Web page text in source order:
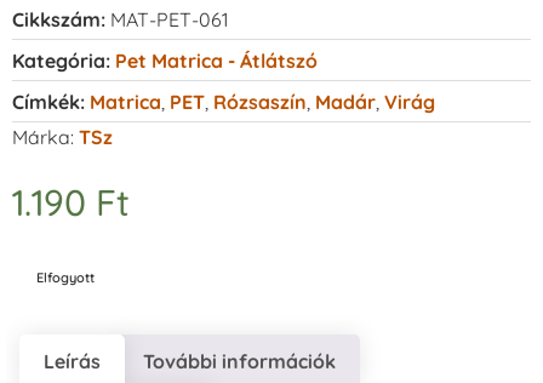
Cikkszám: MAT-PET-061
Kategória: Pet Matrica - Átlátszó
Címkék: Matrica PET Rózsaszín Madár Virág
Márka: TSz
1.190 Ft
Elfogyott
Leírás További információk